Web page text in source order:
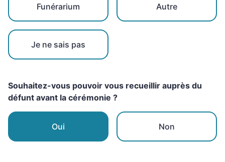
Funérarium Autre
Je ne sais pas
Souhaitez-vous pouvoir vous recueillir auprès du
défunt avant la cérémonie ?
Oui Non